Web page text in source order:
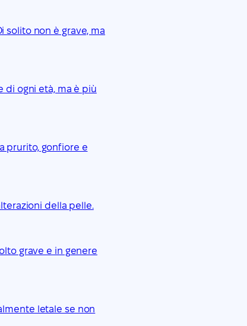
solito non è grave, ma
di ogni età, ma è più
prurito, gonfiore e
della pelle.
grave e in genere
letale se non